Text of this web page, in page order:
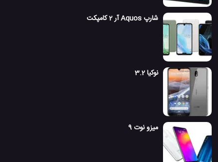
شارپ Aquos آر 2 کامپکت
نوکیا 3.2
میزو نوت 9